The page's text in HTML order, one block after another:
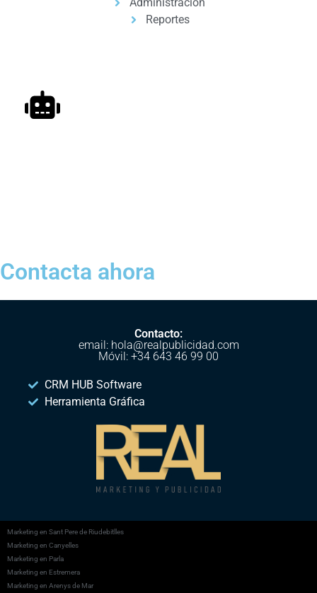
Reportes
Contacta ahora
Contacto:
email: hola@realpublicidad.com
Móvil: +34 643 46 99 00
CRM HUB Software
Herramienta Gráfica
Marketing en Sant Pere de Riudebitlles
Marketing en Canyelles
Marketing en Parla
Marketing en Estremera
Marketing en Arenys de Mar